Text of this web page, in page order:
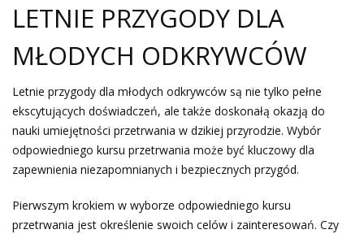
LETNIE PRZYGODY DLA
MŁODYCH ODKRYWCÓW
Letnie przygody dla młodych odkrywców są nie tylko pełne
ekscytujących doświadczeń, ale także doskonałą okazją do
nauki umiejętności przetrwania w dzikiej przyrodzie. Wybór
odpowiedniego kursu przetrwania może być kluczowy dla
zapewnienia niezapomnianych i bezpiecznych przygód.
Pierwszym krokiem w wyborze odpowiedniego kursu
przetrwania jest określenie swoich celów i zainteresowań. Czy